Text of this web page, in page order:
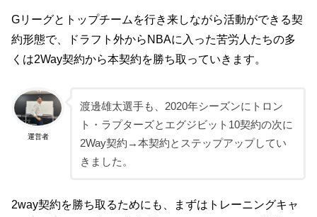
Gリーグとトップチームを行き来しながら活動ができる契
約形態で、ドラフト外からNBAに入った苦労人たちの多
くは2Way契約から本契約を勝ち取っていきます。
運営者
渡邊雄太選手も、2020年シーズンにトロン
ト・ラプターズとエグジビット10契約の次に
2Way契約→本契約とステップアップしてい
きました。
2way契約を勝ち取るためにも、まずはトレーニングキャ